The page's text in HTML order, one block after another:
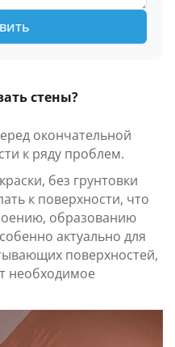
стены?
окончательной
к ряду проблем.
без грунтовки
к поверхности, что
образованию
актуально для
поверхностей,
необходимое